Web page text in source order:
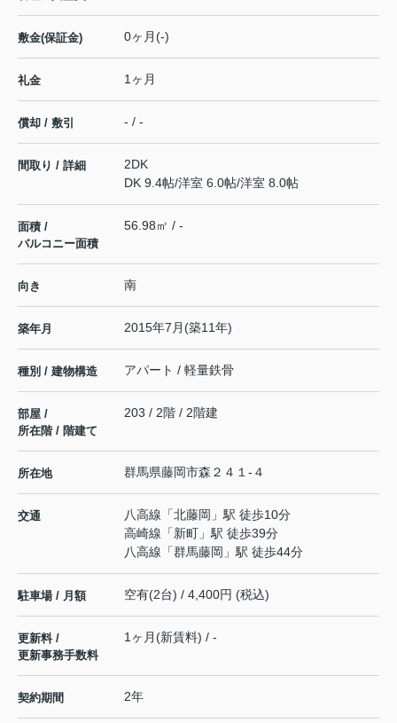
敷金(保証金) 0ヶ月(-)
礼金 1ヶ月
償却 / 敷引 - / -
間取り / 詳細
2DK
DK 9.4帖/洋室 6.0帖/洋室 8.0帖
面積 /
バルコニー面積
56.98㎡ / -
向き 南
築年月 2015年7月(築11年)
種別 / 建物構造 アパート / 軽量鉄骨
部屋 /
所在階 / 階建て
203 / 2階 / 2階建
所在地 群馬県藤岡市森 ２４１-４
交通 八高線 「北藤岡 」駅 徒歩10分
高崎線 「新町 」駅 徒歩39分
八高線 「群馬藤岡 」駅 徒歩44分
駐車場 / 月額 空有(2台) / 4,400円 (税込)
更新料 /
更新事務手数料
1ヶ月(新賃料) / -
契約期間 2年